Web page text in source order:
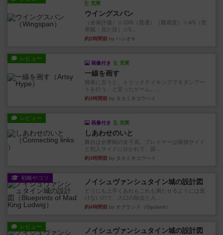
充実
ウイングスパン
（全体評価）☆10/6（普通）（難易度）☆4/5（世
界観・見た目）☆5...
約2時間前 by ハシオキ
レビュー
画像付き 充実
一線を画す
簡単に言うと、トリックテイキングでモダンアー
トを行う、と言ったゲーム。...
約3時間前 by タカミネコウヘイ
レビュー
画像付き 充実
しあわせのいと
舞台は全寮制の女子高。プレイヤーは探偵サイド
と犯人サイドに分かれて、探...
約3時間前 by タカミネコウヘイ
戦略やコツ ノイシュヴァンシュタイン城の設計図
どうにも上手くあれもこれも満たせるようには置
けないので、入口の除去と入...
約4時間前 by オグランド（Oguland）
レビュー ノイシュヴァンシュタイン城の設計図